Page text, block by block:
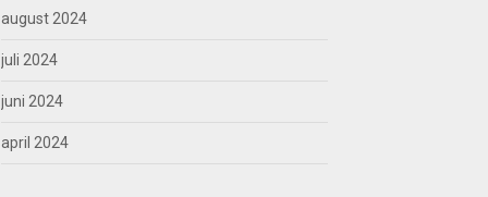
august 2024
juli 2024
juni 2024
april 2024